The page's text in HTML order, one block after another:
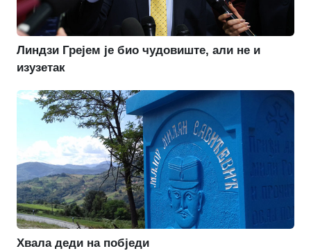
Линдзи Грејем је био чудовиште, али не и
изузетак
Хвала деди на побједи